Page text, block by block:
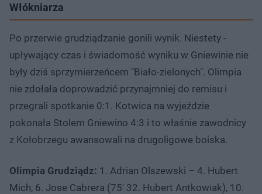
Włókniarza
Po przerwie grudziądzanie gonili wynik. Niestety -
upływający czas i świadomość wyniku w Gniewinie nie
były dziś sprzymierzeńcem "Biało-zielonych". Olimpia
nie zdołała doprowadzić przynajmniej do remisu i
przegrali spotkanie 0:1. Kotwica na wyjeździe
pokonała Stolem Gniewino 4:3 i to właśnie zawodnicy
z Kołobrzegu awansowali na drugoligowe boiska.
Olimpia Grudziądz: 1. Adrian Olszewski – 4. Hubert
Mich, 6. Jose Cabrera (75′ 32. Hubert Antkowiak), 10.